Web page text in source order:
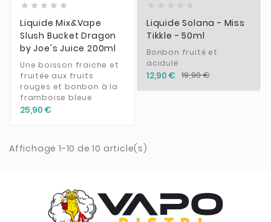
    
Liquide Mix&Vape
Slush Bucket Dragon
by Joe's Juice 200ml
Une boisson fraiche et
fruitée aux fruits
rouges et bonbon à la
framboise bleue
25,90 €
Liquide Solana - Miss
Tikkle - 50ml
Bonbon fruité et
acidulé
12,90 € 19,90 €
Affichage 1-10 de 10 article(s)